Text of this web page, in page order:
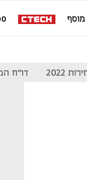
מוסף
2022 דו"ח